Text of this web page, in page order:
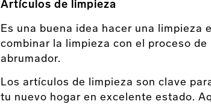
Artículos de limpieza
Es una buena idea hacer una limpieza
combinar la limpieza con el proceso
abrumador.
Los artículos de limpieza son clave
tu nuevo hogar en excelente estado.